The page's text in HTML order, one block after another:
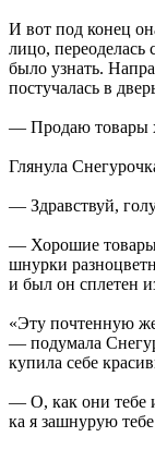
И вот под конец
лицо, переоделась
было узнать.
постучалась в
— Продаю товары
Глянула
— Здравствуй,
— Хорошие
шнурки
и был он сплетен
«Эту почтенную
— подумала
купила себе
— О, как они тебе
ка я зашнурую